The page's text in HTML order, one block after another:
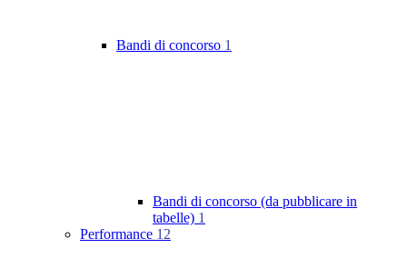
Bandi di concorso 1
Bandi di concorso (da pubblicare in
tabelle) 1
Performance 12